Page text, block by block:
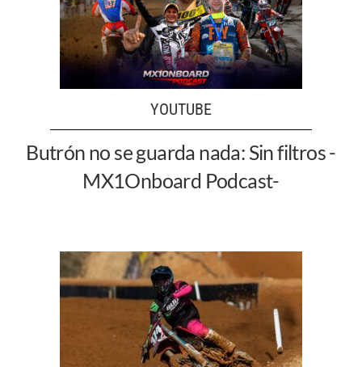
YOUTUBE
Butrón no se guarda nada: Sin filtros -
MX1Onboard Podcast-